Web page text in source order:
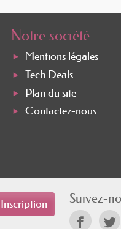
Notre société
Mentions légales
Tech Deals
Plan du site
Contactez-nous
Suivez-